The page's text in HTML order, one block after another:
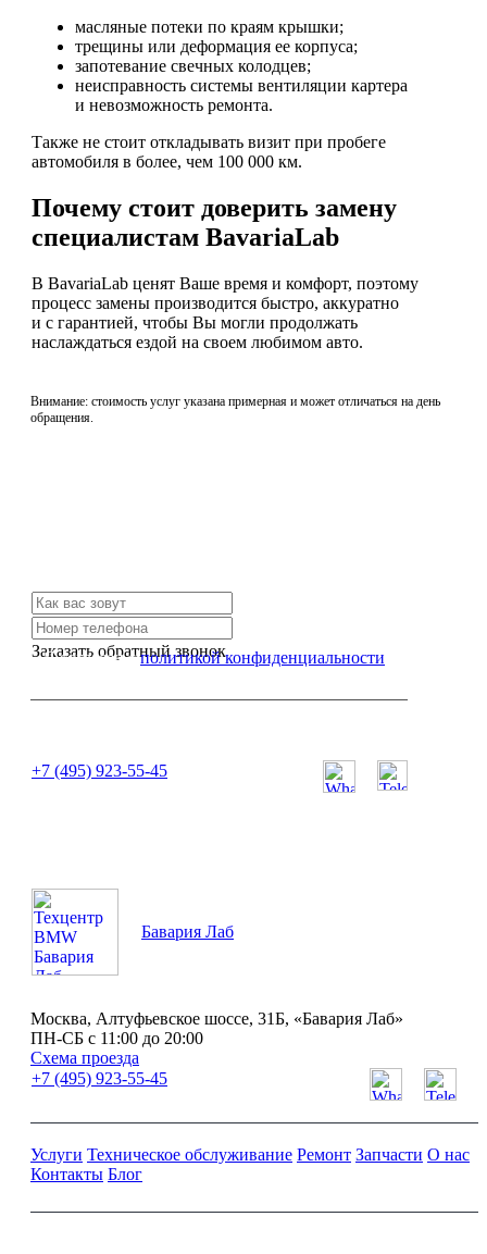
масляные потеки по краям крышки;
трещины или деформация ее корпуса;
запотевание свечных колодцев;
неисправность системы вентиляции картера
и невозможность ремонта.
Также не стоит откладывать визит при пробеге
автомобиля в более, чем 100 000 км.
Почему стоит доверить замену
специалистам BavariaLab
В BavariaLab ценят Ваше время и комфорт, поэтому
процесс замены производится быстро, аккуратно
и с гарантией, чтобы Вы могли продолжать
наслаждаться ездой на своем любимом авто.
Внимание: стоимость услуг указана примерная и может отличаться на день
обращения.
Заказать обратный звонок
Я согласен сполитикой конфиденциальности
+7 (495) 923-55-45
Бавария Лаб
Москва, Алтуфьевское шоссе, 31Б, «Бавария Лаб»
ПН-СБ с 11:00 до 20:00
Схема проезда
+7 (495) 923-55-45
Услуги Техническое обслуживание Ремонт Запчасти О нас
Контакты Блог